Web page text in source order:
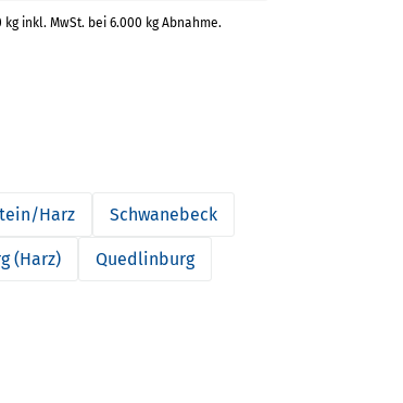
inkl. MwSt. bei 6.000 kg Abnahme.
Harz Schwanebeck
(Harz) Quedlinburg